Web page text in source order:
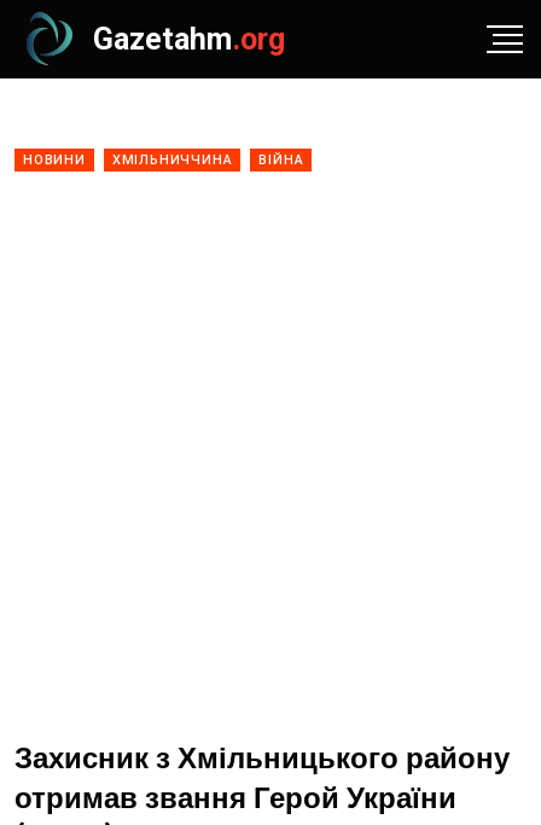
Gazetahm.org
НОВИНИ ХМІЛЬНИЧЧИНА ВІЙНА
Захисник з Хмільницького району
отримав звання Герой України